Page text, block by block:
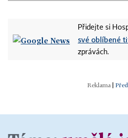
Přidejte si
své oblíbené
zprávách.